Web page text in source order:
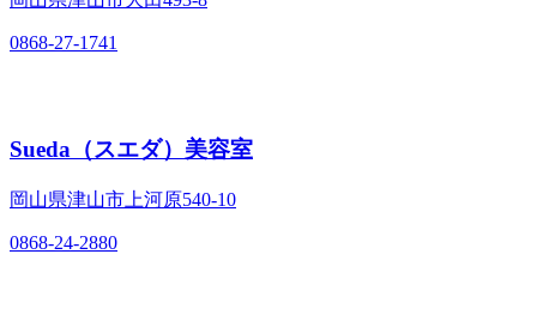
0868-27-1741
Sueda（スエダ）美容室
岡山県津山市上河原540‐10
0868-24-2880